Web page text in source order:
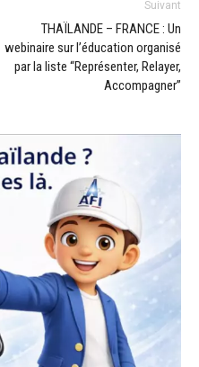
Suivant
THAÏLANDE – FRANCE : Un
webinaire sur l’éducation organisé
par la liste “Représenter, Relayer,
Accompagner”